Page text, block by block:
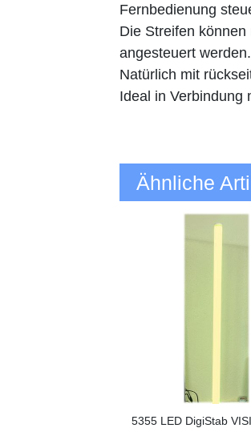
Fernbedienung
Die Streifen
angesteuert werden.
Natürlich mit
Ideal in Verbindung
Ähnliche
5355 LED DigiStab